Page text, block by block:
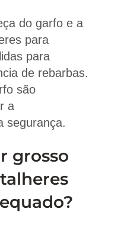
do garfo e a
para
para
de rebarbas.
são
a
segurança.
grosso